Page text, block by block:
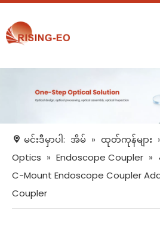
မင်းဒီမှာပါ: အိမ် » ထုတ်ကုန်များ
Optics » Endoscope Coupler »
C-Mount Endoscope Coupler
Coupler